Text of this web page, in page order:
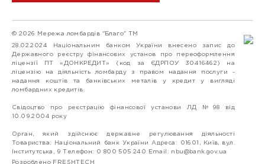
© 2026 Мережа ломбардів "Благо" ТМ
28.02.2024 Національним банком України внесено запис до
Державного реєстру фінансових установ про переоформлення
ліцензії ПТ «ДОНКРЕДИТ» (код за ЄДРПОУ 30416462) на
ліцензію на діяльність ломбарду з правом надання послуги -
надання коштів та банківських металів у кредит у вигляді
ломбардних кредитів.
Свідоцтво про реєстрацію фінансової установи ЛД №98 від
10.09.2004 року
Орган, який здійснює державне регулювання діяльності
Товариства: Національний банк України Адреса: 01601, Київ, вул.
Інститутська, 9 Телефон: 0 800 505 240 Email: nbu@bank.gov.ua
Розроблено FRESHTECH